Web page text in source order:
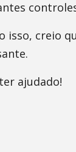
isso, creio
ajudado!